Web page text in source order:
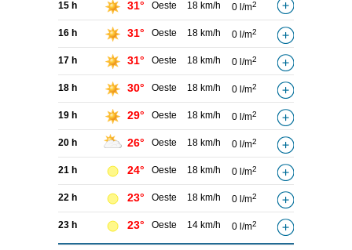
15 h 31° Oeste 18 km/h 0 l/m2
16 h 31° Oeste 18 km/h 0 l/m2
17 h 31° Oeste 18 km/h 0 l/m2
18 h 30° Oeste 18 km/h 0 l/m2
19 h 29° Oeste 18 km/h 0 l/m2
20 h 26° Oeste 18 km/h 0 l/m2
21 h 24° Oeste 18 km/h 0 l/m2
22 h 23° Oeste 18 km/h 0 l/m2
23 h 23° Oeste 14 km/h 0 l/m2